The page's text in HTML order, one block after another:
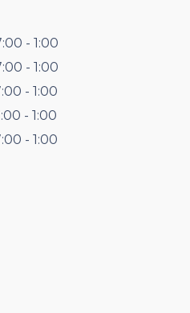
- 1:00
- 1:00
- 1:00
- 1:00
- 1:00